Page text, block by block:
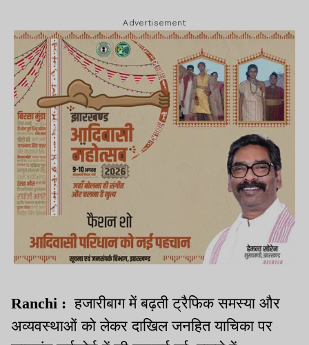
Advertisement
Ranchi : हजारीबाग में बढ़ती ट्रैफिक समस्या और
अव्यवस्थाओं को लेकर दाखिल जनहित याचिका पर